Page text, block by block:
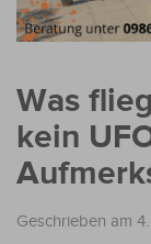
Was
kein
Geschrieben am